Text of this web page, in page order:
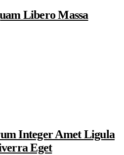
Libero Massa
Integer Amet Ligula
Eget